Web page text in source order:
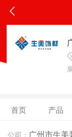
首页 产品
公司： 广州市生美